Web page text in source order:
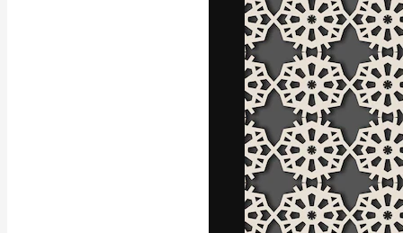
La plateforme
vos meilleurs
d’abonnés :
studios.
Français